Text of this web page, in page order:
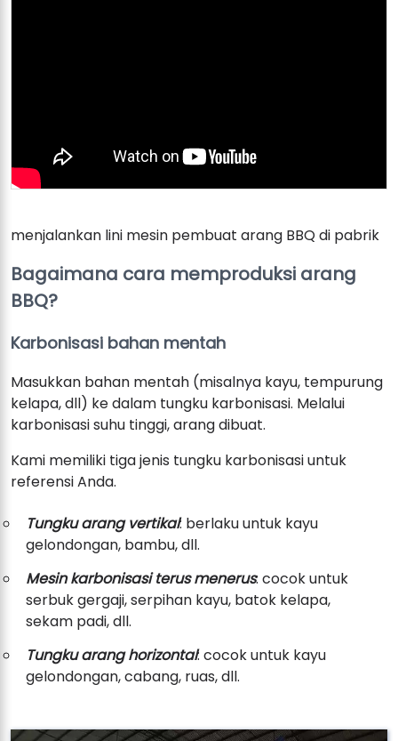
menjalankan lini mesin pembuat arang BBQ di pabrik
Bagaimana cara memproduksi arang
BBQ?
Karbonisasi bahan mentah
Masukkan bahan mentah (misalnya kayu, tempurung
kelapa, dll) ke dalam tungku karbonisasi. Melalui
karbonisasi suhu tinggi, arang dibuat.
Kami memiliki tiga jenis tungku karbonisasi untuk
referensi Anda.
Tungku arang vertikal: berlaku untuk kayu
gelondongan, bambu, dll.
Mesin karbonisasi terus menerus: cocok untuk
serbuk gergaji, serpihan kayu, batok kelapa,
sekam padi, dll.
Tungku arang horizontal: cocok untuk kayu
gelondongan, cabang, ruas, dll.